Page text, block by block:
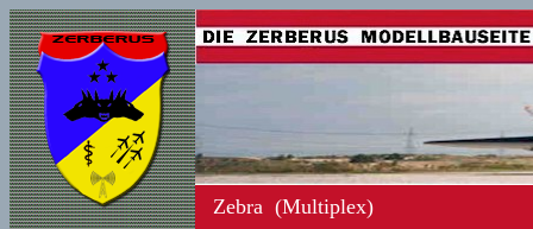
Zebra (Multiplex)